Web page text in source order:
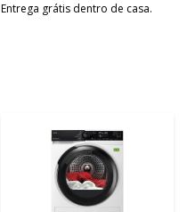
Entrega grátis dentro de casa.